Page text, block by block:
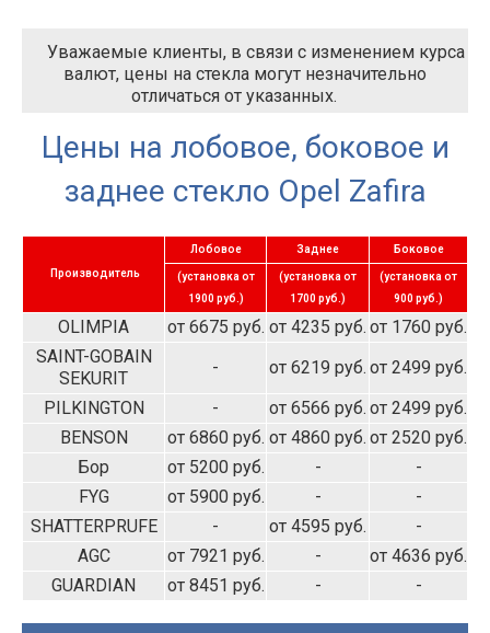
Уважаемые клиенты, в связи с изменением курса
валют, цены на стекла могут незначительно
отличаться от указанных.
Цены на лобовое, боковое и
заднее стекло Opel Zafira
Производитель
Лобовое Заднее Боковое
(установка от
1900 руб.)
(установка от
1700 руб.)
(установка от
900 руб.)
OLIMPIA от 6675 руб. от 4235 руб. от 1760 руб.
SAINT-GOBAIN
SEKURIT
- от 6219 руб. от 2499 руб.
PILKINGTON
- от 6566 руб. от 2499 руб.
BENSON
от 6860 руб. от 4860 руб. от 2520 руб.
Бор
от 5200 руб. -
-
FYG
от 5900 руб. -
-
SHATTERPRUFE
- от 4595 руб.
-
AGC
от 7921 руб. -
от 4636 руб.
GUARDIAN
от 8451 руб. - -